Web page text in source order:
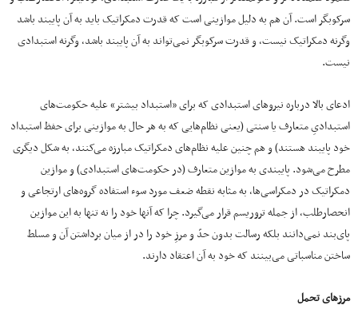
سرکوبگر است. آن هم به دلیل موازینی است که قدرت دمکراتیک باید به آن پایبند باشد
وگرنه دمکراتیک نیست، و قدرت سرکوبگر نمی‌تواند به آن پایبند باشد، وگرنه استبدادی
نیست.
ادعای بالا درباره نیروهای استبدادی که برای «استبداد بیشتر» علیه حکومت‌های
استبدادیِ متعارف یا سنتی (یعنی نظام‌هایی که به هر حال به موازینی برای حفظ استبداد
خود پایبند هستند) و هم چنین علیه نظام‌های دمکراتیک مبارزه می‌کنند، به شکل دیگری
مطرح می‌شود. پایبندی به موازین متعارف (در حکومت‌های استبدادی) و موازین
دمکراتیک در دمکراسی‌ها، به مثابه نقطه ضعف مورد سوء استفاده گروه‌های ارتجاعی و
انحصارطلب، از جمله تروریسم قرار می‌گیرد. چرا که آنها خود را نه تنها به این موازین
پای‌بند نمی‌دانند بلکه رسالت بدون حدّ و مرزِ خود را در از میان برداشتن آن و مسلط
ساختن مناسباتی می‌بینند که خود به آن اعتقاد دارند.
مرزهای تحمل